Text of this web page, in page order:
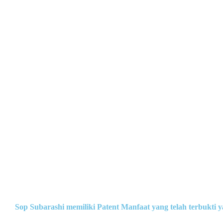
Sop Subarashi memiliki Patent Manfaat yang telah terbukti